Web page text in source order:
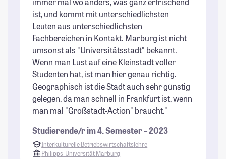
ist, und kommt mit unterschiedlichsten
Leuten aus unterschiedlichsten
Fachbereichen in Kontakt. Marburg ist nicht
umsonst als "Universitätsstadt" bekannt.
Wenn man Lust auf eine Kleinstadt voller
Studenten hat, ist man hier genau richtig.
Geographisch ist die Stadt auch sehr günstig
gelegen, da man schnell in Frankfurt ist, wenn
man mal "Großstadt-Action" braucht."
Studierende/r im 4. Semester – 2023
Interkulturelle Betriebswirtschaftslehre
Philipps-Universität Marburg